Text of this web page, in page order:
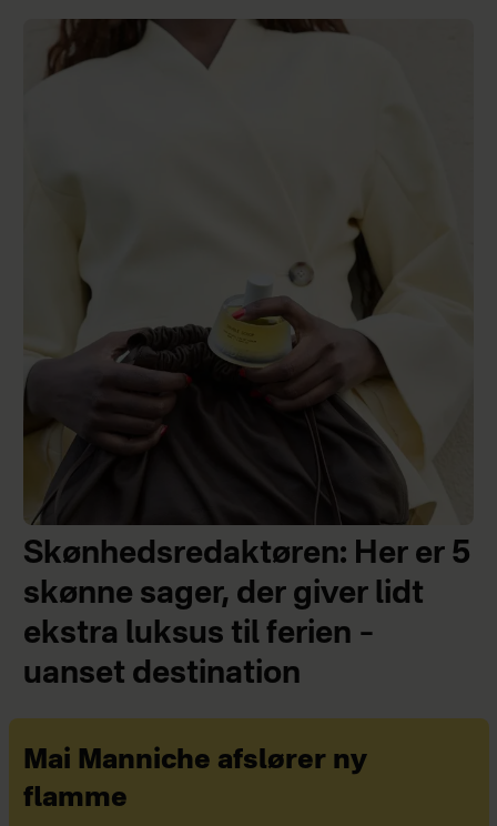
Skønhedsredaktøren: Her er 5
skønne sager, der giver lidt
ekstra luksus til ferien –
uanset destination
Mai Manniche afslører ny
flamme